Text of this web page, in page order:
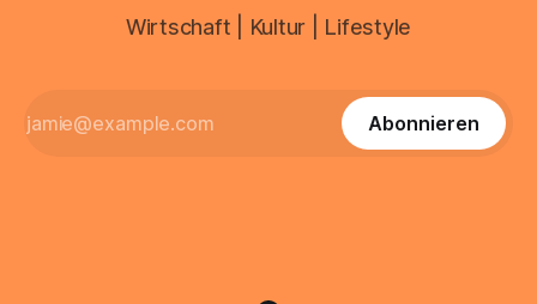
Wirtschaft | Kultur | Lifestyle
Abonnieren